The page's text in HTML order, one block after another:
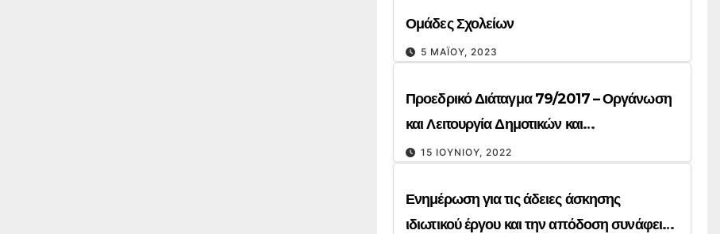
Ομάδες Σχολείων
5 ΜΑΪ́ΟΥ, 2023
Προεδρικό Διάταγμα 79/2017 – Οργάνωση
και Λειτουργία Δημοτικών και
Νηπιαγωγείων.
15 ΙΟΥΝΊΟΥ, 2022
Ενημέρωση για τις άδειες άσκησης
ιδιωτικού έργου και την απόδοση συνάφειας